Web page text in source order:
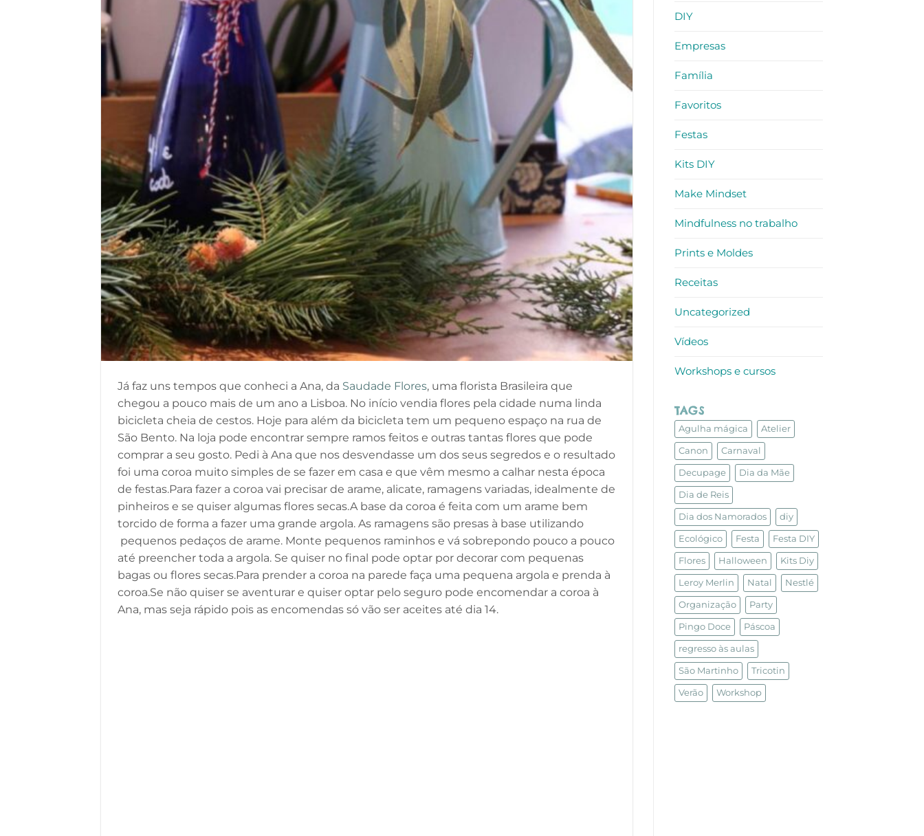
Já faz uns tempos que conheci a Ana, da Saudade Flores, uma florista Brasileira que
chegou a pouco mais de um ano a Lisboa. No início vendia flores pela cidade numa linda
bicicleta cheia de cestos. Hoje para além da bicicleta tem um pequeno espaço na rua de
São Bento. Na loja pode encontrar sempre ramos feitos e outras tantas flores que pode
comprar a seu gosto. Pedi à Ana que nos desvendasse um dos seus segredos e o resultado
foi uma coroa muito simples de se fazer em casa e que vêm mesmo a calhar nesta época
de festas.Para fazer a coroa vai precisar de arame, alicate, ramagens variadas, idealmente de
pinheiros e se quiser algumas flores secas.A base da coroa é feita com um arame bem
torcido de forma a fazer uma grande argola. As ramagens são presas à base utilizando
pequenos pedaços de arame. Monte pequenos raminhos e vá sobrepondo pouco a pouco
até preencher toda a argola. Se quiser no final pode optar por decorar com pequenas
bagas ou flores secas.Para prender a coroa na parede faça uma pequena argola e prenda à
coroa.Se não quiser se aventurar e quiser optar pelo seguro pode encomendar a coroa à
Ana, mas seja rápido pois as encomendas só vão ser aceites até dia 14.
DIY
Empresas
Família
Favoritos
Festas
Kits DIY
Make Mindset
Mindfulness no trabalho
Prints e Moldes
Receitas
Uncategorized
Vídeos
Workshops e cursos
TAGS
Agulha mágica Atelier
Canon Carnaval
Decupage Dia da Mãe
Dia de Reis
Dia dos Namorados diy
Ecológico Festa Festa DIY
Flores Halloween Kits Diy
Leroy Merlin Natal Nestlé
Organização Party
Pingo Doce Páscoa
regresso às aulas
São Martinho Tricotin
Verão Workshop